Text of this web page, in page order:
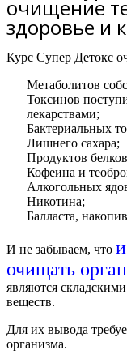
очищение
здоровье и
Курс Супер Детокс
Метаболитов
Токсинов
лекарствами;
Бактериальных
Лишнего сахара;
Продуктов
Кофеина и
Алкогольных
Никотина;
Балласта,
И не забываем, что
очищать
являются
веществ.
Для их вывода
организма.